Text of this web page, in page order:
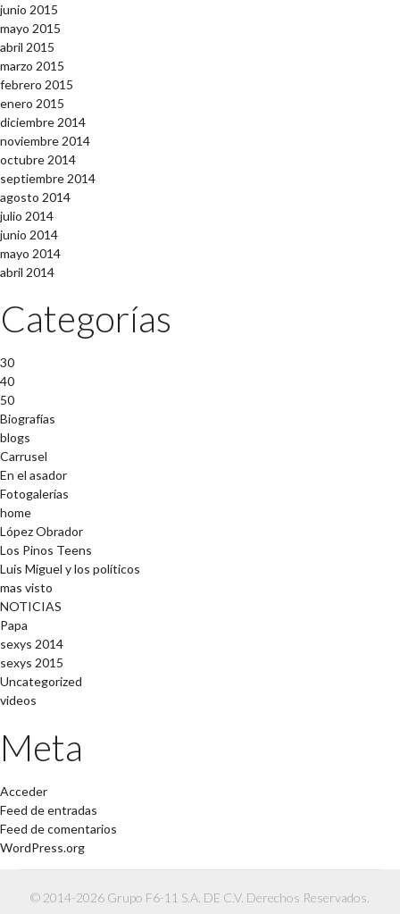
junio 2015
mayo 2015
abril 2015
marzo 2015
febrero 2015
enero 2015
diciembre 2014
noviembre 2014
octubre 2014
septiembre 2014
agosto 2014
julio 2014
junio 2014
mayo 2014
abril 2014
Categorías
30
40
50
Biografías
blogs
Carrusel
En el asador
Fotogalerías
home
López Obrador
Los Pinos Teens
Luis Miguel y los políticos
mas visto
NOTICIAS
Papa
sexys 2014
sexys 2015
Uncategorized
videos
Meta
Acceder
Feed de entradas
Feed de comentarios
WordPress.org
© 2014-2026 Grupo F6-11 S.A. DE C.V. Derechos Reservados.